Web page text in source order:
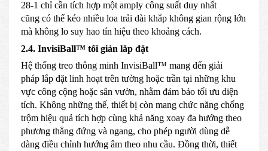
28-1 chỉ cần tích hợp một amply công suất duy nhất
cũng có thể kéo nhiều loa trải dài khắp không gian rộng lớn
mà không lo suy hao tín hiệu theo khoảng cách.
2.4. InvisiBall™ tối giản lắp đặt
Hệ thống treo thông minh InvisiBall™ mang đến giải
pháp lắp đặt linh hoạt trên tường hoặc trần tại những khu
vực công cộng hoặc sân vườn, nhằm đảm bảo tối ưu diện
tích. Không những thế, thiết bị còn mang chức năng chống
trộm hiệu quả tích hợp cùng khả năng xoay đa hướng theo
phương thẳng đứng và ngang, cho phép người dùng dễ
dàng điều chỉnh hướng âm theo nhu cầu. Đồng thời, thiết